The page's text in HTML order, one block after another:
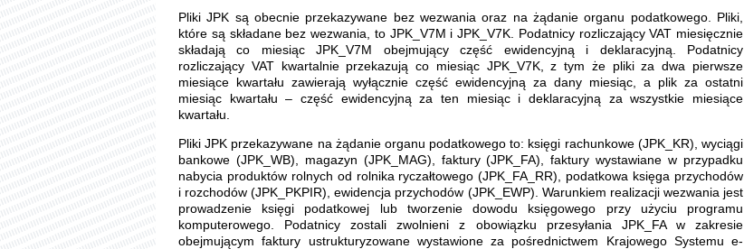
Pliki JPK są obecnie przekazywane bez wezwania oraz na żądanie organu podatkowego. Pliki,
które są składane bez wezwania, to JPK_V7M i JPK_V7K. Podatnicy rozliczający VAT miesięcznie
składają co miesiąc JPK_V7M obejmujący część ewidencyjną i deklaracyjną. Podatnicy
rozliczający VAT kwartalnie przekazują co miesiąc JPK_V7K, z tym że pliki za dwa pierwsze
miesiące kwartału zawierają wyłącznie część ewidencyjną za dany miesiąc, a plik za ostatni
miesiąc kwartału – część ewidencyjną za ten miesiąc i deklaracyjną za wszystkie miesiące
kwartału.
Pliki JPK przekazywane na żądanie organu podatkowego to: księgi rachunkowe (JPK_KR), wyciągi
bankowe (JPK_WB), magazyn (JPK_MAG), faktury (JPK_FA), faktury wystawiane w przypadku
nabycia produktów rolnych od rolnika ryczałtowego (JPK_FA_RR), podatkowa księga przychodów
i rozchodów (JPK_PKPIR), ewidencja przychodów (JPK_EWP). Warunkiem realizacji wezwania jest
prowadzenie księgi podatkowej lub tworzenie dowodu księgowego przy użyciu programu
komputerowego. Podatnicy zostali zwolnieni z obowiązku przesyłania JPK_FA w zakresie
obejmującym faktury ustrukturyzowane wystawione za pośrednictwem Krajowego Systemu e-